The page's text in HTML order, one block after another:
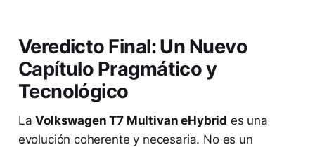
Veredicto Final: Un Nuevo
Capítulo Pragmático y
Tecnológico
LaVolkswagen T7 Multivan eHybrid es una
evolución coherente y necesaria. No es un